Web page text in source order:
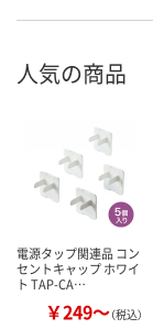
人気の商品
電源タップ関連品 コン
セントキャップ ホワイ
ト TAP-CA…
￥249～（税込）